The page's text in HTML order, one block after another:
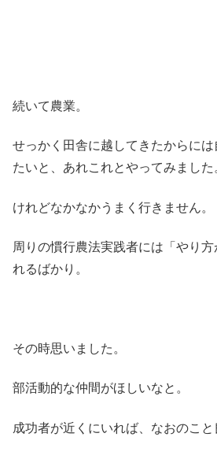
続いて農業。
せっかく田舎に越してきたからには
たいと、あれこれとやってみました
けれどなかなかうまく行きません。
周りの慣行農法実践者には「やり
れるばかり。
その時思いました。
部活動的な仲間がほしいなと。
成功者が近くにいれば、なおのこと